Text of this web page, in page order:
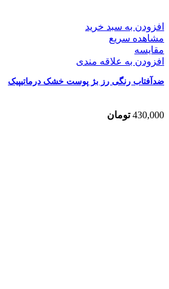
افزودن به سبد خرید
مشاهده سریع
مقایسه
افزودن به علاقه مندی
ضدآفتاب رنگی رز بژ پوست خشک درماتیپیک
430,000 تومان